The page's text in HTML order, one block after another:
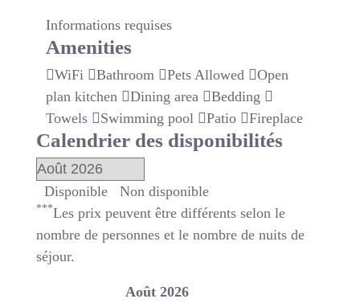
Informations requises
Amenities
WiFi Bathroom Pets Allowed
Open
plan kitchen
Dining area
Bedding
Towels
Swimming pool Patio Fireplace
Calendrier des disponibilités
Disponible Non disponible
***Les prix peuvent être différents selon le
nombre de personnes et le nombre de nuits de
séjour.
Août 2026